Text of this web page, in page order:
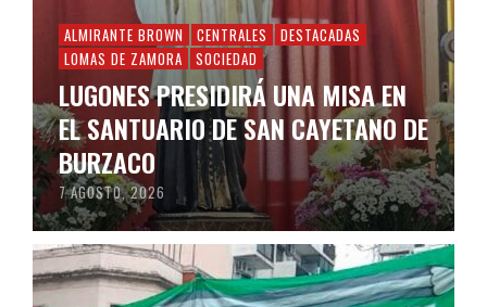
ALMIRANTE BROWN CENTRALES
DESTACADAS
LOMAS DE ZAMORA
SOCIEDAD
LUGONES PRESIDIRÁ UNA MISA EN
EL SANTUARIO DE SAN CAYETANO DE
BURZACO
7 AGOSTO, 2026